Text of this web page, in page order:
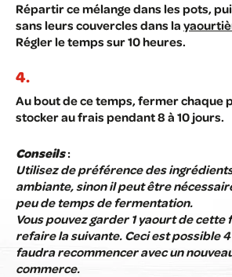
Répartir ce mélange dans les pots,
sans leurs couvercles dans la
Régler le temps sur 10 heures.
Au bout de ce temps, fermer chaque
stocker au frais pendant 8 à 10 jours.
Conseils:
Utilisez de préférence des
ambiante, sinon il peut être
peu de temps de fermentation.
Vous pouvez garder 1 yaourt de cette
refaire la suivante. Ceci est possible
faudra recommencer avec un
commerce.